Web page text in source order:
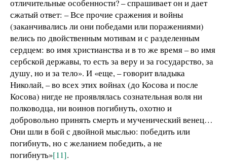
отличительные особенности? – спрашивает он и дает
сжатый ответ: – Все прочие сражения и войны
(заканчивались ли они победами или поражениями)
велись по двойственным мотивам и с разделенным
сердцем: во имя христианства и в то же время – во имя
сербской державы, то есть за веру и за государство, за
душу, но и за тело». И «еще, – говорит владыка
Николай, – во всех этих войнах (до Косова и после
Косова) нигде не проявлялась сознательная воля ни
полководца, ни воинов погибнуть, охотно и
добровольно принять смерть и мученический венец…
Они шли в бой с двойной мыслью: победить или
погибнуть, но с желанием победить, а не
погибнуть»[11].